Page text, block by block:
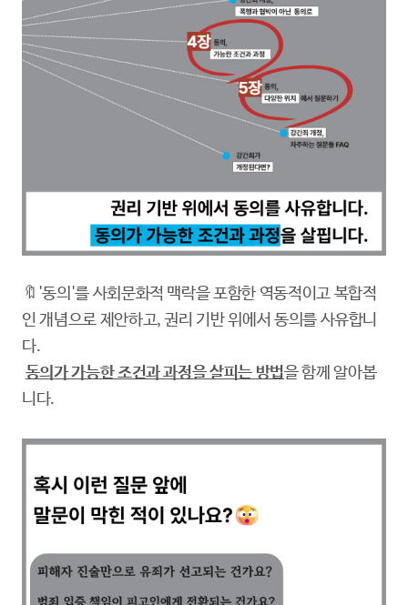
🔖'동의'를 사회문화적 맥락을 포함한 역동적이고 복합적
인 개념으로 제안하고, 권리 기반 위에서 동의를 사유합니
다.
동의가 가능한 조건과 과정을 살피는 방법을 함께 알아봅
니다.